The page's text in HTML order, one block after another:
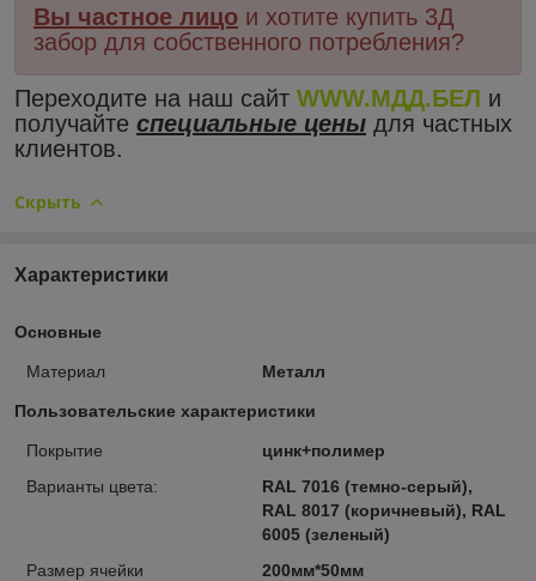
Вы частное лицо и хотите купить 3Д
забор для собственного потребления?
Переходите на наш сайт WWW.МДД.БЕЛ и
получайте специальные цены для частных
клиентов.
Скрыть
Характеристики
Основные
Материал Металл
Пользовательские характеристики
Покрытие
цинк+полимер
Варианты цвета:
RAL 7016 (темно-серый),
RAL 8017 (коричневый), RAL
6005 (зеленый)
Размер ячейки
200мм*50мм